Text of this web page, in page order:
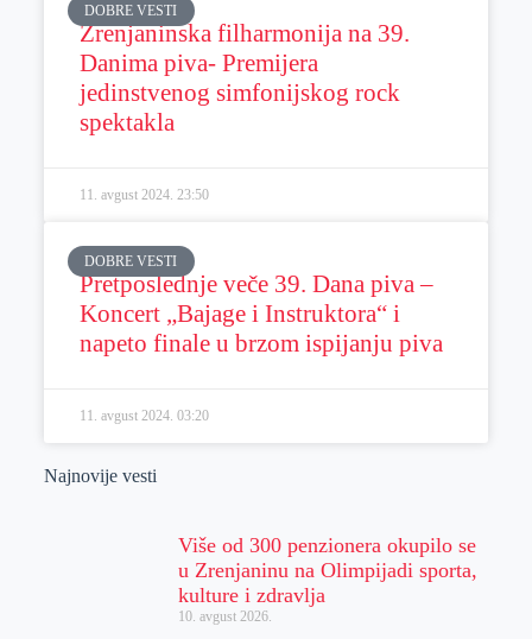
DOBRE VESTI
Zrenjaninska filharmonija na 39.
Danima piva- Premijera
jedinstvenog simfonijskog rock
spektakla
11. avgust 2024. 23:50
DOBRE VESTI
Pretposlednje veče 39. Dana piva –
Koncert „Bajage i Instruktora“ i
napeto finale u brzom ispijanju piva
11. avgust 2024. 03:20
Najnovije vesti
Više od 300 penzionera okupilo se
u Zrenjaninu na Olimpijadi sporta,
kulture i zdravlja
10. avgust 2026.